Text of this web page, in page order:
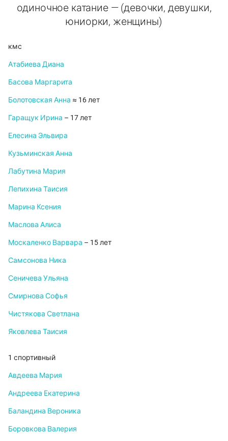
одиночное катание — (девочки, девушки,
юниорки, женщины)
кмс
Атабиева Диана
Басова Маргарита
Болотовская Анна ≈ 16 лет
Гаращук Ирина – 17 лет
Елесина Эльвира
Кузьминская Анна
Лабутина Мария
Лепихина Таисия
Марина Ксения
Маслова Алиса
Москаленко Варвара – 15 лет
Самсонова Ника
Сеничева Ульяна
Смирнова Софья
Чистякова Светлана
Яковлева Таисия
1 спортивный
Авдеева Мария
Андреева Екатерина
Баландина Вероника
Боровкова Валерия